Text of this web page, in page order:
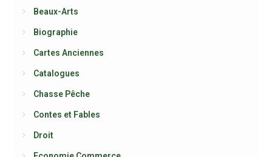
Beaux-Arts
Biographie
Cartes Anciennes
Catalogues
Chasse Pêche
Contes et Fables
Droit